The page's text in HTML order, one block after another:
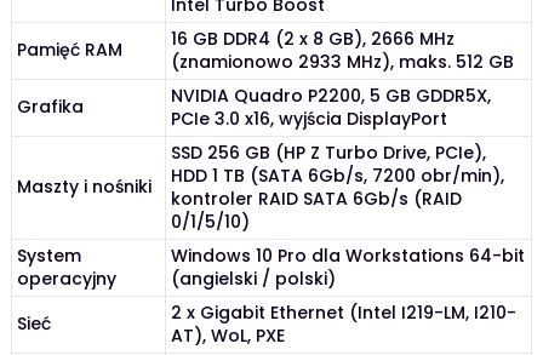
Pamięć RAM
16 GB DDR4 (2 x 8 GB), 2666 MHz
(znamionowo 2933 MHz), maks. 512 GB
Grafika
NVIDIA Quadro P2200, 5 GB GDDR5X,
PCIe 3.0 x16, wyjścia DisplayPort
Maszty i nośniki
SSD 256 GB (HP Z Turbo Drive, PCIe),
HDD 1 TB (SATA 6Gb/s, 7200 obr/min),
kontroler RAID SATA 6Gb/s (RAID
0/1/5/10)
System
operacyjny
Windows 10 Pro dla Workstations 64-bit
(angielski / polski)
Sieć
2 x Gigabit Ethernet (Intel I219-LM, I210-
AT), WoL, PXE